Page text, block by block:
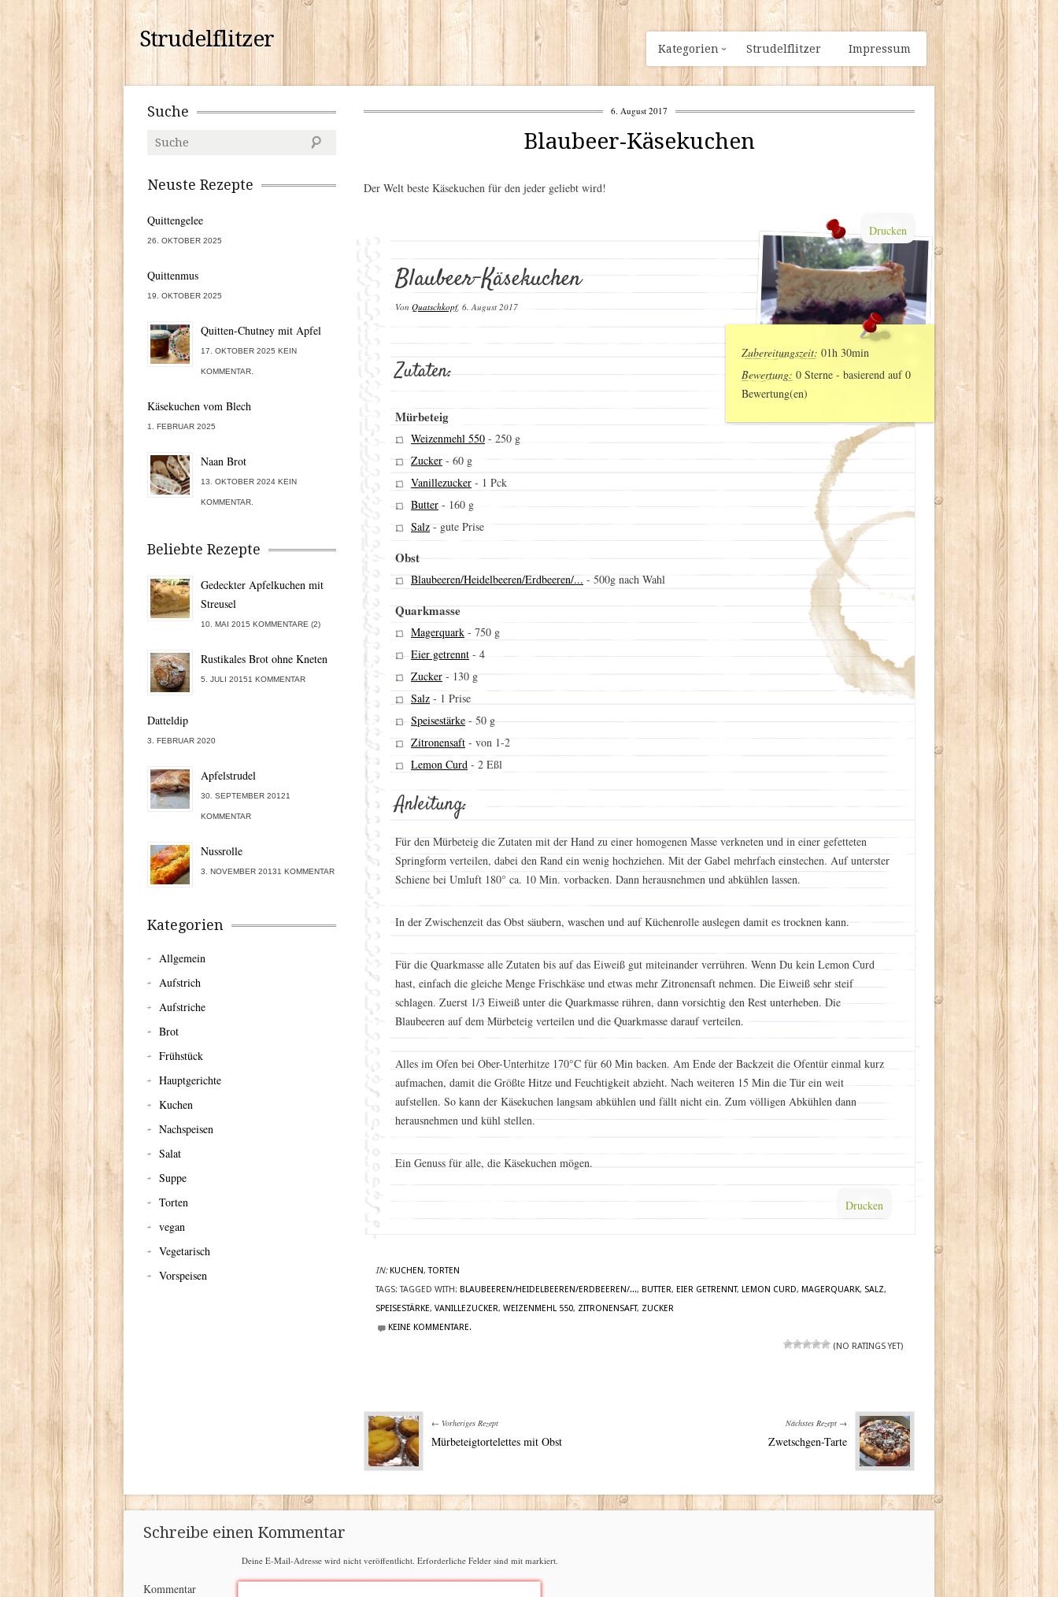
Strudelflitzer Kategorien Strudelflitzer Impressum
6. August 2017
Blaubeer-Käsekuchen
Der Welt beste Käsekuchen für den jeder geliebt wird!
Drucken
Blaubeer-Käsekuchen
Von Quatschkopf, 6. August 2017
Zubereitungszeit: 01h 30min
Bewertung: 0 Sterne - basierend auf0
Bewertung(en)
Zutaten:
Mürbeteig
Weizenmehl 550 - 250 g
Zucker - 60 g
Vanillezucker - 1 Pck
Butter- 160 g
Salz-gute Prise
Obst
Blaubeeren/Heidelbeeren/Erdbeeren/... - 500g nach Wahl
Quarkmasse
Magerquark - 750 g
Eier getrennt - 4
Zucker - 130 g
Salz - 1 Prise
Speisestärke-50 g
Zitronensaft - von 1-2
Lemon Curd - 2 Eßl
Anleitung:
Für den Mürbeteig die Zutaten mit der Hand zu einer homogenen Masse verkneten und in einer gefetteten
Springform verteilen, dabei den Rand ein wenig hochziehen. Mit der Gabel mehrfach einstechen. Auf unterster
Schiene bei Umluft 180° ca. 10 Min. vorbacken. Dann herausnehmen und abkühlen lassen.
In der Zwischenzeit das Obst säubern, waschen und auf Küchenrolle auslegen damit es trocknen kann.
Für die Quarkmasse alle Zutaten bis auf das Eiweiß gut miteinander verrühren. Wenn Du kein Lemon Curd
hast, einfach die gleiche Menge Frischkäse und etwas mehr Zitronensaft nehmen. Die Eiweiß sehr steif
schlagen. Zuerst 1/3 Eiweiß unter die Quarkmasse rühren, dann vorsichtig den Rest unterheben. Die
Blaubeeren auf dem Mürbeteig verteilen und die Quarkmasse darauf verteilen.
Alles im Ofen bei Ober-Unterhitze 170°C für 60 Min backen. Am Ende der Backzeit die Ofentür einmal kurz
aufmachen, damit die Größte Hitze und Feuchtigkeit abzieht. Nach weiteren 15 Min die Tür ein weit
aufstellen. So kann der Käsekuchen langsam abkühlen und fällt nicht ein. Zum völligen Abkühlen dann
herausnehmen und kühl stellen.
Ein Genuss für alle, die Käsekuchen mögen.
Drucken
IN: KUCHEN,TORTEN
TAGS: TAGGED WITH: BLAUBEEREN/HEIDELBEEREN/ERDBEEREN/..., BUTTER, EIER GETRENNT, LEMON CURD, MAGERQUARK, SALZ,
SPEISESTÄRKE, VANILLEZUCKER, WEIZENMEHL 550, ZITRONENSAFT, ZUCKER
KEINE KOMMENTARE.
(NO RATINGS YET)
← Vorheriges Rezept
Mürbeteigtortelettes mit Obst
Nächstes Rezept →
Zwetschgen-Tarte
Suche
Neuste Rezepte
Quittengelee
26. OKTOBER 2025
Quittenmus
19. OKTOBER 2025
Quitten-Chutney mit Apfel
17. OKTOBER 2025 KEIN
KOMMENTAR.
Käsekuchen vom Blech
1. FEBRUAR 2025
Naan Brot
13. OKTOBER 2024 KEIN
KOMMENTAR.
Beliebte Rezepte
Gedeckter Apfelkuchen mit
Streusel
10. MAI 2015 KOMMENTARE (2)
Rustikales Brot ohne Kneten
5. JULI 20151 KOMMENTAR
Datteldip
3. FEBRUAR 2020
Apfelstrudel
30. SEPTEMBER 20121
KOMMENTAR
Nussrolle
3. NOVEMBER 20131 KOMMENTAR
Kategorien
Allgemein
Aufstrich
Aufstriche
Brot
Frühstück
Hauptgerichte
Kuchen
Nachspeisen
Salat
Suppe
Torten
vegan
Vegetarisch
Vorspeisen
Schreibe einen Kommentar
Deine E-Mail-Adresse wird nicht veröffentlicht. Erforderliche Felder sind mit markiert.
Kommentar